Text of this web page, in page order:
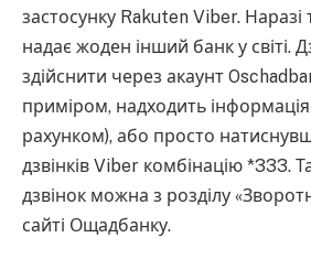
застосунку Rakuten Viber. Наразі
надає жоден інший банк у світі.
здійснити через акаунт
приміром, надходить
рахунком), або просто
дзвінків Viber комбінацію *333.
дзвінок можна з розділу
сайті Ощадбанку.